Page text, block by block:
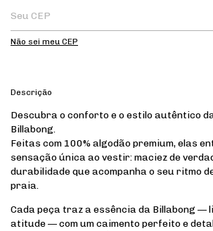
Não sei meu CEP
Descrição
Descubra o conforto e o estilo autêntico
Billabong.
Feitas com 100% algodão premium, elas
sensação única ao vestir: maciez de
durabilidade que acompanha o seu ritmo
praia.
Cada peça traz a essência da Billabong —
atitude — com um caimento perfeito e